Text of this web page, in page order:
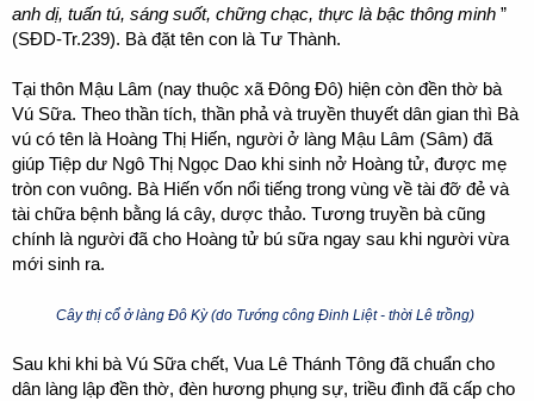
anh dị, tuấn tú, sáng suốt, chững chạc, thực là bậc thông minh ”
(SĐD-Tr.239). Bà đặt tên con là Tư Thành.
Tại thôn Mậu Lâm (nay thuộc xã Đông Đô) hiện còn đền thờ bà
Vú Sữa. Theo thần tích, thần phả và truyền thuyết dân gian thì Bà
vú có tên là Hoàng Thị Hiến, người ở làng Mậu Lâm (Sâm) đã
giúp Tiệp dư Ngô Thị Ngọc Dao khi sinh nở Hoàng tử, được mẹ
tròn con vuông. Bà Hiến vốn nổi tiếng trong vùng về tài đỡ đẻ và
tài chữa bệnh bằng lá cây, dược thảo. Tương truyền bà cũng
chính là người đã cho Hoàng tử bú sữa ngay sau khi người vừa
mới sinh ra.
Cây thị cổ ở làng Đô Kỳ (do Tướng công Đinh Liệt - thời Lê trồng)
Sau khi khi bà Vú Sữa chết, Vua Lê Thánh Tông đã chuẩn cho
dân làng lập đền thờ, đèn hương phụng sự, triều đình đã cấp cho